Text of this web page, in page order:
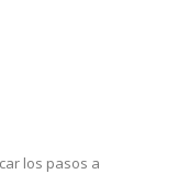
los pasos a